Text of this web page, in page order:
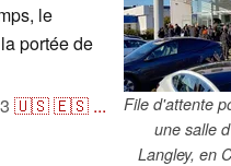
File d'attente
une salle
Langley, en
le
portée de
🇺🇸🇪🇸 ...